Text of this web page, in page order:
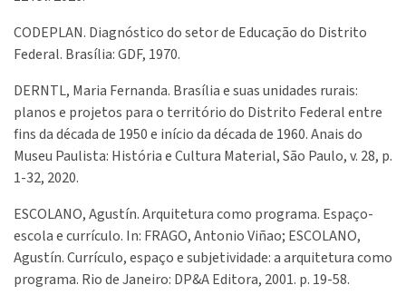
CODEPLAN. Diagnóstico do setor de Educação do Distrito
Federal. Brasília: GDF, 1970.
DERNTL, Maria Fernanda. Brasília e suas unidades rurais:
planos e projetos para o território do Distrito Federal entre
fins da década de 1950 e início da década de 1960. Anais do
Museu Paulista: História e Cultura Material, São Paulo, v. 28, p.
1-32, 2020.
ESCOLANO, Agustín. Arquitetura como programa. Espaço-
escola e currículo. In: FRAGO, Antonio Viñao; ESCOLANO,
Agustín. Currículo, espaço e subjetividade: a arquitetura como
programa. Rio de Janeiro: DP&A Editora, 2001. p. 19-58.